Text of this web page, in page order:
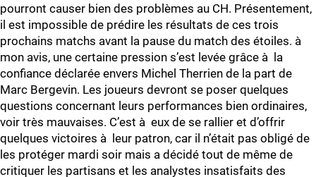
pourront causer bien des problèmes au CH. Présentement,
il est impossible de prédire les résultats de ces trois
prochains matchs avant la pause du match des étoiles. à
mon avis, une certaine pression s’est levée grâce à la
confiance déclarée envers Michel Therrien de la part de
Marc Bergevin. Les joueurs devront se poser quelques
questions concernant leurs performances bien ordinaires,
voir très mauvaises. C’est à eux de se rallier et d’offrir
quelques victoires à leur patron, car il n’était pas obligé de
les protéger mardi soir mais a décidé tout de même de
critiquer les partisans et les analystes insatisfaits des